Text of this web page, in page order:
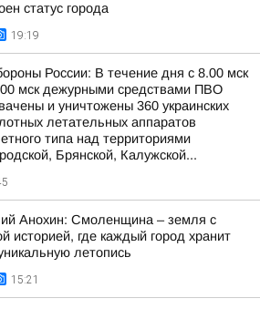
статус города
19:19
России: В течение дня с 8.00 мск
мск дежурными средствами ПВО
и уничтожены 360 украинских
летательных аппаратов
типа над территориями
Брянской, Калужской...
Анохин: Смоленщина – земля с
историей, где каждый город хранит
летопись
15:21